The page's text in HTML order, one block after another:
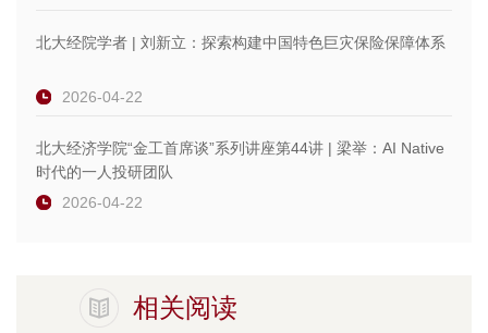
北大经院学者 | 刘新立：探索构建中国特色巨灾保险保障体系
2026-04-22
北大经济学院“金工首席谈”系列讲座第44讲 | 梁举：AI Native
时代的一人投研团队
2026-04-22
相关阅读